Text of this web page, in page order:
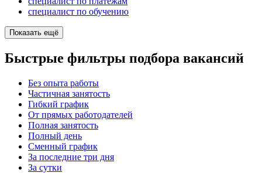
специалист по обучению
Показать ещё
Быстрые фильтры подбора вакансий
Без опыта работы
Частичная занятость
Гибкий график
От прямых работодателей
Полная занятость
Полный день
Сменный график
За последние три дня
За сутки